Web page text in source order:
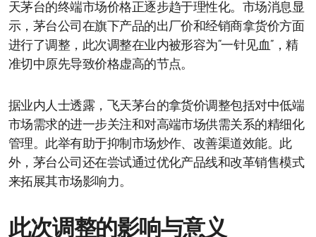
天茅台的终端市场价格正逐步趋于理性化。市场消息显
示，茅台公司在旗下产品的出厂价和经销商拿货价方面
进行了调整，此次调整在业内被形容为“一针见血”，精
准切中原先导致价格虚高的节点。
据业内人士透露，飞天茅台的拿货价调整包括对中低端
市场需求的进一步关注和对高端市场供需关系的精细化
管理。此举有助于抑制市场炒作、改善渠道效能。此
外，茅台公司还在尝试通过优化产品线和改革销售模式
来拓展其市场影响力。
此次调整的影响与意义